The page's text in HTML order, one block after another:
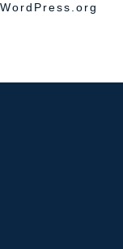
WordPress.org